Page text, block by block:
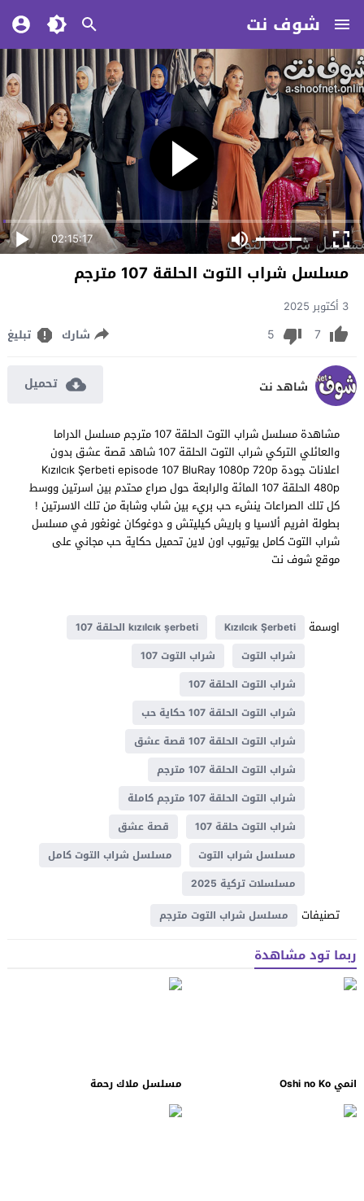
شوف نت
02:15:17
مسلسل شراب التوت الحلقة 107 مترجم
3 أكتوبر 2025
7
5 شارك تبليغ
شاهد نت تحميل
مشاهدة مسلسل شراب التوت الحلقة 107 مترجم مسلسل الدراما
والعائلي التركي شراب التوت الحلقة 107 شاهد قصة عشق بدون
اعلانات جودة Kızılcık Şerbeti episode 107 BluRay 1080p 720p
480p الحلقة 107 المائة والرابعة حول صراع محتدم بين اسرتين ووسط
كل تلك الصراعات ينشء حب بريء بين شاب وشابة من تلك الاسرتين !
بطولة افريم ألاسيا و باريش كيليتش و دوغوكان غونغور في مسلسل
شراب التوت كامل يوتيوب اون لاين تحميل حكاية حب مجاني على
موقع شوف نت
اوسمة Kızılcık Şerbeti
kızılcık şerbeti الحلقة 107
شراب التوت
شراب التوت 107
شراب التوت الحلقة 107
شراب التوت الحلقة 107 حكاية حب
شراب التوت الحلقة 107 قصة عشق
شراب التوت الحلقة 107 مترجم
شراب التوت الحلقة 107 مترجم كاملة
شراب التوت حلقة 107
قصة عشق
مسلسل شراب التوت
مسلسل شراب التوت كامل
مسلسلات تركية 2025
تصنيفات مسلسل شراب التوت مترجم
ربما تود مشاهدة
انمي Oshi no Ko مسلسل ملاك رحمة